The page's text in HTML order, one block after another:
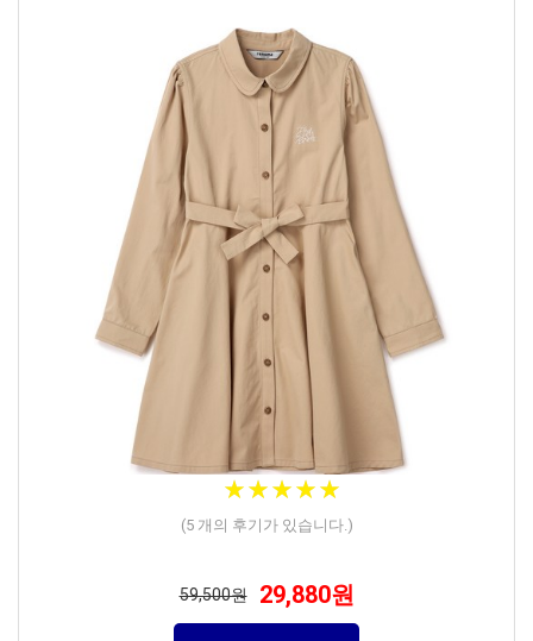
★★★★★
★★★★★
(5개의 후기가 있습니다.)
59,500원 29,880원